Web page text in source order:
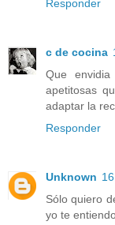
Responder
c de cocina
Que
apetitosas
adaptar la
Responder
Unknown
Sólo quiero
yo te